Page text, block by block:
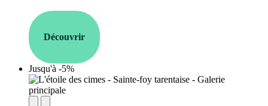
Découvrir
Jusqu'à -5%